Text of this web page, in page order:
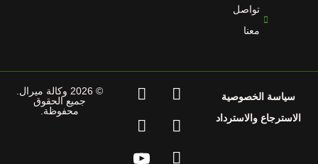
تواصل
معنا
سياسة الخصوصية
الاسترجاع والاسترداد
© 2026 وكالة ميرال.
جميع الحقوق
محفوظة.